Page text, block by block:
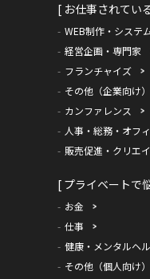
[ お仕事されてい
WEB制作・システ
経営企画・専門家
フランチャイズ
その他（企業向け）
カンファレンス
人事・総務・オフ
販売促進・クリエ
[ プライベートで
お金
仕事
健康・メンタルヘ
その他（個人向け）